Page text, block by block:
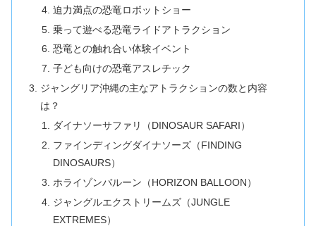
迫力満点の恐竜ロボットショー
乗って遊べる恐竜ライドアトラクション
恐竜との触れ合い体験イベント
子ども向けの恐竜アスレチック
ジャングリア沖縄の主なアトラクションの数と内容
は？
ダイナソーサファリ（DINOSAUR SAFARI）
ファインディングダイナソーズ（FINDING
DINOSAURS）
ホライゾンバルーン（HORIZON BALLOON）
ジャングルエクストリームズ（JUNGLE
EXTREMES）